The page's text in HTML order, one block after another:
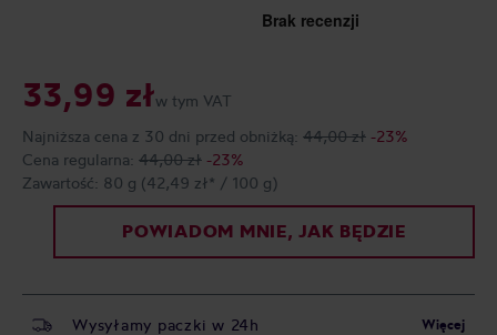
33,99 złw tym VAT
Najniższa cena z 30 dni przed obniżką: 44,00 zł -23%
Cena regularna: 44,00 zł -23%
Zawartość: 80 g (42,49 zł* / 100 g)
POWIADOM MNIE, JAK BĘDZIE
Wysyłamy paczki w 24h Więcej